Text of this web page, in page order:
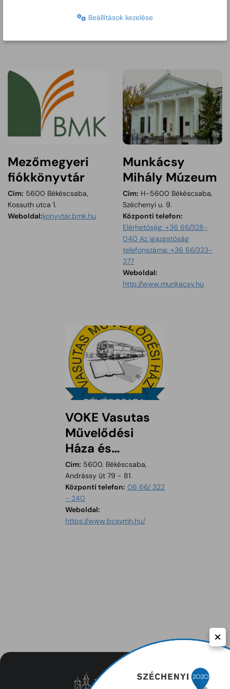
Tartalom megnyitása új ablakban
Mezőmegyeri
fiókkönyvtár
Cím: 5600 Békéscsaba,
Kossuth utca 1.
Weboldal:Tartalom megnyitása új ablakban
konyvtar.bmk.hu
Munkácsy
Mihály Múzeum
Cím: H-5600 Békéscsaba,
Széchenyi u. 9.
Központi telefon:
Elérhetőség: +36 66/328-
040 Az igazgatóság
telefonszáma: +36 66/323-
377
Weboldal:
http://www.munkacsy.hu
VOKE Vasutas
Művelődési
Háza és
Könyvtára
Cím: 5600. Békéscsaba,
Andrássy út 79 - 81.
Központi telefon: 06 66/ 322
- 240
Weboldal:
https://www.bcsvmh.hu/
Beállítások kezelése